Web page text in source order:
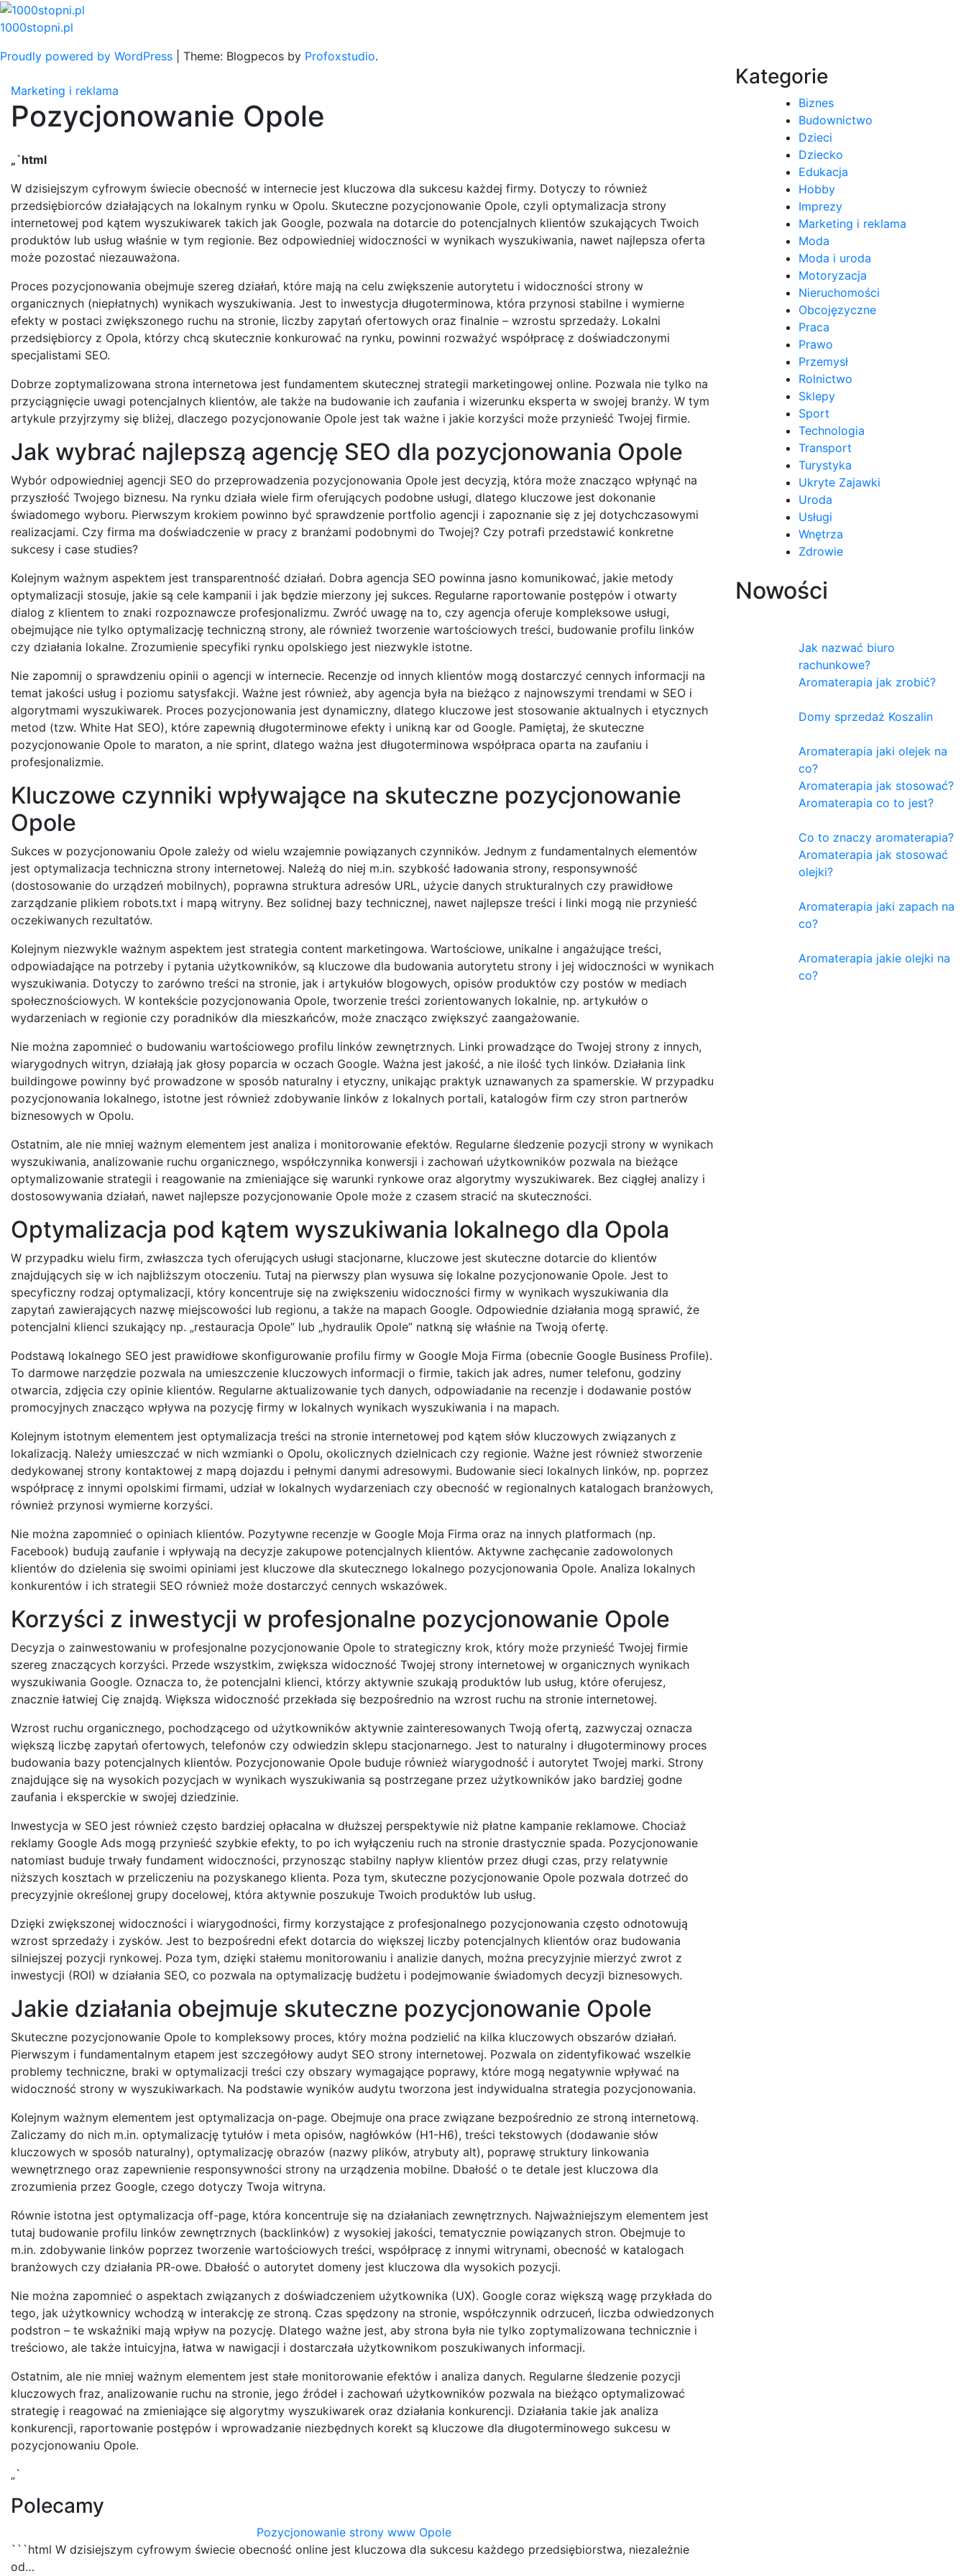
Skip
to
1000stopni.pl
Proudly powered by WordPress
Theme: Blogpecos by Profoxstudio.
Marketing i reklama
Pozycjonowanie Opole
„`html
W dzisiejszym cyfrowym świecie obecność w internecie jest kluczowa dla sukcesu każdej firmy. Dotyczy to również
przedsiębiorców działających na lokalnym rynku w Opolu. Skuteczne pozycjonowanie Opole, czyli optymalizacja strony
internetowej pod kątem wyszukiwarek takich jak Google, pozwala na dotarcie do potencjalnych klientów szukających Twoich
produktów lub usług właśnie w tym regionie. Bez odpowiedniej widoczności w wynikach wyszukiwania, nawet najlepsza oferta
może pozostać niezauważona.
Proces pozycjonowania obejmuje szereg działań, które mają na celu zwiększenie autorytetu i widoczności strony w
organicznych (niepłatnych) wynikach wyszukiwania. Jest to inwestycja długoterminowa, która przynosi stabilne i wymierne
efekty w postaci zwiększonego ruchu na stronie, liczby zapytań ofertowych oraz finalnie – wzrostu sprzedaży. Lokalni
przedsiębiorcy z Opola, którzy chcą skutecznie konkurować na rynku, powinni rozważyć współpracę z doświadczonymi
specjalistami SEO.
Dobrze zoptymalizowana strona internetowa jest fundamentem skutecznej strategii marketingowej online. Pozwala nie tylko na
przyciągnięcie uwagi potencjalnych klientów, ale także na budowanie ich zaufania i wizerunku eksperta w swojej branży. W tym
artykule przyjrzymy się bliżej, dlaczego pozycjonowanie Opole jest tak ważne i jakie korzyści może przynieść Twojej firmie.
Jak wybrać najlepszą agencję SEO dla pozycjonowania Opole
Wybór odpowiedniej agencji SEO do przeprowadzenia pozycjonowania Opole jest decyzją, która może znacząco wpłynąć na
przyszłość Twojego biznesu. Na rynku działa wiele firm oferujących podobne usługi, dlatego kluczowe jest dokonanie
świadomego wyboru. Pierwszym krokiem powinno być sprawdzenie portfolio agencji i zapoznanie się z jej dotychczasowymi
realizacjami. Czy firma ma doświadczenie w pracy z branżami podobnymi do Twojej? Czy potrafi przedstawić konkretne
sukcesy i case studies?
Kolejnym ważnym aspektem jest transparentność działań. Dobra agencja SEO powinna jasno komunikować, jakie metody
optymalizacji stosuje, jakie są cele kampanii i jak będzie mierzony jej sukces. Regularne raportowanie postępów i otwarty
dialog z klientem to znaki rozpoznawcze profesjonalizmu. Zwróć uwagę na to, czy agencja oferuje kompleksowe usługi,
obejmujące nie tylko optymalizację techniczną strony, ale również tworzenie wartościowych treści, budowanie profilu linków
czy działania lokalne. Zrozumienie specyfiki rynku opolskiego jest niezwykle istotne.
Nie zapomnij o sprawdzeniu opinii o agencji w internecie. Recenzje od innych klientów mogą dostarczyć cennych informacji na
temat jakości usług i poziomu satysfakcji. Ważne jest również, aby agencja była na bieżąco z najnowszymi trendami w SEO i
algorytmami wyszukiwarek. Proces pozycjonowania jest dynamiczny, dlatego kluczowe jest stosowanie aktualnych i etycznych
metod (tzw. White Hat SEO), które zapewnią długoterminowe efekty i unikną kar od Google. Pamiętaj, że skuteczne
pozycjonowanie Opole to maraton, a nie sprint, dlatego ważna jest długoterminowa współpraca oparta na zaufaniu i
profesjonalizmie.
Kluczowe czynniki wpływające na skuteczne pozycjonowanie
Opole
Sukces w pozycjonowaniu Opole zależy od wielu wzajemnie powiązanych czynników. Jednym z fundamentalnych elementów
jest optymalizacja techniczna strony internetowej. Należą do niej m.in. szybkość ładowania strony, responsywność
(dostosowanie do urządzeń mobilnych), poprawna struktura adresów URL, użycie danych strukturalnych czy prawidłowe
zarządzanie plikiem robots.txt i mapą witryny. Bez solidnej bazy technicznej, nawet najlepsze treści i linki mogą nie przynieść
oczekiwanych rezultatów.
Kolejnym niezwykle ważnym aspektem jest strategia content marketingowa. Wartościowe, unikalne i angażujące treści,
odpowiadające na potrzeby i pytania użytkowników, są kluczowe dla budowania autorytetu strony i jej widoczności w wynikach
wyszukiwania. Dotyczy to zarówno treści na stronie, jak i artykułów blogowych, opisów produktów czy postów w mediach
społecznościowych. W kontekście pozycjonowania Opole, tworzenie treści zorientowanych lokalnie, np. artykułów o
wydarzeniach w regionie czy poradników dla mieszkańców, może znacząco zwiększyć zaangażowanie.
Nie można zapomnieć o budowaniu wartościowego profilu linków zewnętrznych. Linki prowadzące do Twojej strony z innych,
wiarygodnych witryn, działają jak głosy poparcia w oczach Google. Ważna jest jakość, a nie ilość tych linków. Działania link
buildingowe powinny być prowadzone w sposób naturalny i etyczny, unikając praktyk uznawanych za spamerskie. W przypadku
pozycjonowania lokalnego, istotne jest również zdobywanie linków z lokalnych portali, katalogów firm czy stron partnerów
biznesowych w Opolu.
Ostatnim, ale nie mniej ważnym elementem jest analiza i monitorowanie efektów. Regularne śledzenie pozycji strony w wynikach
wyszukiwania, analizowanie ruchu organicznego, współczynnika konwersji i zachowań użytkowników pozwala na bieżące
optymalizowanie strategii i reagowanie na zmieniające się warunki rynkowe oraz algorytmy wyszukiwarek. Bez ciągłej analizy i
dostosowywania działań, nawet najlepsze pozycjonowanie Opole może z czasem stracić na skuteczności.
Optymalizacja pod kątem wyszukiwania lokalnego dla Opola
W przypadku wielu firm, zwłaszcza tych oferujących usługi stacjonarne, kluczowe jest skuteczne dotarcie do klientów
znajdujących się w ich najbliższym otoczeniu. Tutaj na pierwszy plan wysuwa się lokalne pozycjonowanie Opole. Jest to
specyficzny rodzaj optymalizacji, który koncentruje się na zwiększeniu widoczności firmy w wynikach wyszukiwania dla
zapytań zawierających nazwę miejscowości lub regionu, a także na mapach Google. Odpowiednie działania mogą sprawić, że
potencjalni klienci szukający np. „restauracja Opole” lub „hydraulik Opole” natkną się właśnie na Twoją ofertę.
Podstawą lokalnego SEO jest prawidłowe skonfigurowanie profilu firmy w Google Moja Firma (obecnie Google Business Profile).
To darmowe narzędzie pozwala na umieszczenie kluczowych informacji o firmie, takich jak adres, numer telefonu, godziny
otwarcia, zdjęcia czy opinie klientów. Regularne aktualizowanie tych danych, odpowiadanie na recenzje i dodawanie postów
promocyjnych znacząco wpływa na pozycję firmy w lokalnych wynikach wyszukiwania i na mapach.
Kolejnym istotnym elementem jest optymalizacja treści na stronie internetowej pod kątem słów kluczowych związanych z
lokalizacją. Należy umieszczać w nich wzmianki o Opolu, okolicznych dzielnicach czy regionie. Ważne jest również stworzenie
dedykowanej strony kontaktowej z mapą dojazdu i pełnymi danymi adresowymi. Budowanie sieci lokalnych linków, np. poprzez
współpracę z innymi opolskimi firmami, udział w lokalnych wydarzeniach czy obecność w regionalnych katalogach branżowych,
również przynosi wymierne korzyści.
Nie można zapomnieć o opiniach klientów. Pozytywne recenzje w Google Moja Firma oraz na innych platformach (np.
Facebook) budują zaufanie i wpływają na decyzje zakupowe potencjalnych klientów. Aktywne zachęcanie zadowolonych
klientów do dzielenia się swoimi opiniami jest kluczowe dla skutecznego lokalnego pozycjonowania Opole. Analiza lokalnych
konkurentów i ich strategii SEO również może dostarczyć cennych wskazówek.
Korzyści z inwestycji w profesjonalne pozycjonowanie Opole
Decyzja o zainwestowaniu w profesjonalne pozycjonowanie Opole to strategiczny krok, który może przynieść Twojej firmie
szereg znaczących korzyści. Przede wszystkim, zwiększa widoczność Twojej strony internetowej w organicznych wynikach
wyszukiwania Google. Oznacza to, że potencjalni klienci, którzy aktywnie szukają produktów lub usług, które oferujesz,
znacznie łatwiej Cię znajdą. Większa widoczność przekłada się bezpośrednio na wzrost ruchu na stronie internetowej.
Wzrost ruchu organicznego, pochodzącego od użytkowników aktywnie zainteresowanych Twoją ofertą, zazwyczaj oznacza
większą liczbę zapytań ofertowych, telefonów czy odwiedzin sklepu stacjonarnego. Jest to naturalny i długoterminowy proces
budowania bazy potencjalnych klientów. Pozycjonowanie Opole buduje również wiarygodność i autorytet Twojej marki. Strony
znajdujące się na wysokich pozycjach w wynikach wyszukiwania są postrzegane przez użytkowników jako bardziej godne
zaufania i eksperckie w swojej dziedzinie.
Inwestycja w SEO jest również często bardziej opłacalna w dłuższej perspektywie niż płatne kampanie reklamowe. Chociaż
reklamy Google Ads mogą przynieść szybkie efekty, to po ich wyłączeniu ruch na stronie drastycznie spada. Pozycjonowanie
natomiast buduje trwały fundament widoczności, przynosząc stabilny napływ klientów przez długi czas, przy relatywnie
niższych kosztach w przeliczeniu na pozyskanego klienta. Poza tym, skuteczne pozycjonowanie Opole pozwala dotrzeć do
precyzyjnie określonej grupy docelowej, która aktywnie poszukuje Twoich produktów lub usług.
Dzięki zwiększonej widoczności i wiarygodności, firmy korzystające z profesjonalnego pozycjonowania często odnotowują
wzrost sprzedaży i zysków. Jest to bezpośredni efekt dotarcia do większej liczby potencjalnych klientów oraz budowania
silniejszej pozycji rynkowej. Poza tym, dzięki stałemu monitorowaniu i analizie danych, można precyzyjnie mierzyć zwrot z
inwestycji (ROI) w działania SEO, co pozwala na optymalizację budżetu i podejmowanie świadomych decyzji biznesowych.
Jakie działania obejmuje skuteczne pozycjonowanie Opole
Skuteczne pozycjonowanie Opole to kompleksowy proces, który można podzielić na kilka kluczowych obszarów działań.
Pierwszym i fundamentalnym etapem jest szczegółowy audyt SEO strony internetowej. Pozwala on zidentyfikować wszelkie
problemy techniczne, braki w optymalizacji treści czy obszary wymagające poprawy, które mogą negatywnie wpływać na
widoczność strony w wyszukiwarkach. Na podstawie wyników audytu tworzona jest indywidualna strategia pozycjonowania.
Kolejnym ważnym elementem jest optymalizacja on-page. Obejmuje ona prace związane bezpośrednio ze stroną internetową.
Zaliczamy do nich m.in. optymalizację tytułów i meta opisów, nagłówków (H1-H6), treści tekstowych (dodawanie słów
kluczowych w sposób naturalny), optymalizację obrazów (nazwy plików, atrybuty alt), poprawę struktury linkowania
wewnętrznego oraz zapewnienie responsywności strony na urządzenia mobilne. Dbałość o te detale jest kluczowa dla
zrozumienia przez Google, czego dotyczy Twoja witryna.
Równie istotna jest optymalizacja off-page, która koncentruje się na działaniach zewnętrznych. Najważniejszym elementem jest
tutaj budowanie profilu linków zewnętrznych (backlinków) z wysokiej jakości, tematycznie powiązanych stron. Obejmuje to
m.in. zdobywanie linków poprzez tworzenie wartościowych treści, współpracę z innymi witrynami, obecność w katalogach
branżowych czy działania PR-owe. Dbałość o autorytet domeny jest kluczowa dla wysokich pozycji.
Nie można zapomnieć o aspektach związanych z doświadczeniem użytkownika (UX). Google coraz większą wagę przykłada do
tego, jak użytkownicy wchodzą w interakcję ze stroną. Czas spędzony na stronie, współczynnik odrzuceń, liczba odwiedzonych
podstron – te wskaźniki mają wpływ na pozycję. Dlatego ważne jest, aby strona była nie tylko zoptymalizowana technicznie i
treściowo, ale także intuicyjna, łatwa w nawigacji i dostarczała użytkownikom poszukiwanych informacji.
Ostatnim, ale nie mniej ważnym elementem jest stałe monitorowanie efektów i analiza danych. Regularne śledzenie pozycji
kluczowych fraz, analizowanie ruchu na stronie, jego źródeł i zachowań użytkowników pozwala na bieżąco optymalizować
strategię i reagować na zmieniające się algorytmy wyszukiwarek oraz działania konkurencji. Działania takie jak analiza
konkurencji, raportowanie postępów i wprowadzanie niezbędnych korekt są kluczowe dla długoterminowego sukcesu w
pozycjonowaniu Opole.
„`
Polecamy
Pozycjonowanie strony www Opole
```html W dzisiejszym cyfrowym świecie obecność online jest kluczowa dla sukcesu każdego przedsiębiorstwa, niezależnie
od…
Kategorie
Biznes
Budownictwo
Dzieci
Dziecko
Edukacja
Hobby
Imprezy
Marketing i reklama
Moda
Moda i uroda
Motoryzacja
Nieruchomości
Obcojęzyczne
Praca
Prawo
Przemysł
Rolnictwo
Sklepy
Sport
Technologia
Transport
Turystyka
Ukryte Zajawki
Uroda
Usługi
Wnętrza
Zdrowie
Nowości
Jak nazwać biuro
rachunkowe?
Aromaterapia jak zrobić?
Domy sprzedaż Koszalin
Aromaterapia jaki olejek na
co?
Aromaterapia jak stosować?
Aromaterapia co to jest?
Co to znaczy aromaterapia?
Aromaterapia jak stosować
olejki?
Aromaterapia jaki zapach na
co?
Aromaterapia jakie olejki na
co?